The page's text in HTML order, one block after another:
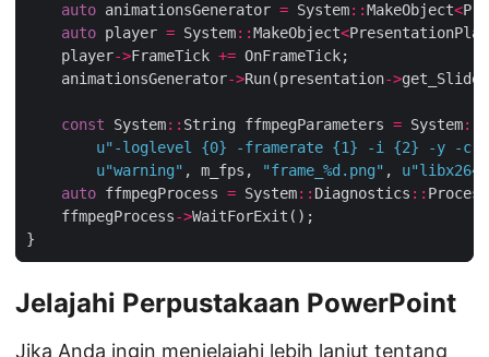
auto animationsGenerator = System::MakeObject<
auto player = System::MakeObject<
    player
->FrameTick +=
    animationsGenerator
->Run(presentation->
const System:: String ffmpegParameters = System::
u"-loglevel {0} -framerate {1} -i {2} -y -
u"warning" , m_fps, "frame_%d.png" , u"libx264"
auto ffmpegProcess = System:: Diagnostics :: Process
    ffmpegProcess
->
Jelajahi Perpustakaan PowerPoint
Jika Anda ingin menjelajahi lebih lanjut tentang